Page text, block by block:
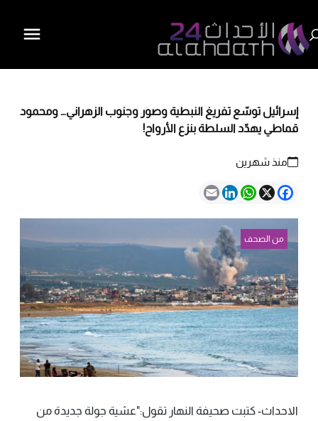
إسرائيل توسّع تفريغ النبطية وصور وجنوب الزهراني… ومحمود
قماطي يهدّد السلطة بنزع الأرواح!
منذ شهرين
Facebook
X
WhatsApp
LinkedIn
Email
من الصحف
الاحداث- كتبت صحيفة النهار تقول:"عشية جولة جديدة من